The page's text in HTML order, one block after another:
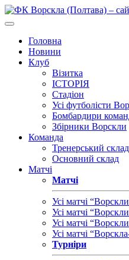
Головна
Новини
Клуб
Візитка
ІСТОРІЯ
Стадіон
Усі футболісти
Бомбардири
Збірники Ворскли
Команда
Тренерський склад
Основний склад
Матчі
Матчі
Усі матчі
Усі матчі
Усі матчі
Усі матчі
Турніри